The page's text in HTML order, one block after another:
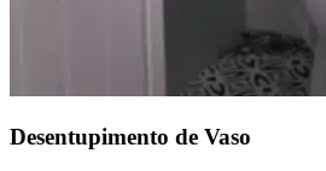
Desentupimento de Vaso